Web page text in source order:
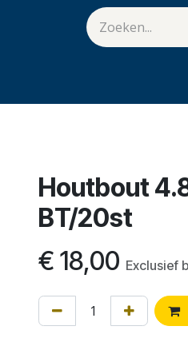
Houtbout
BT/20st
€ 18,00 Exclusief